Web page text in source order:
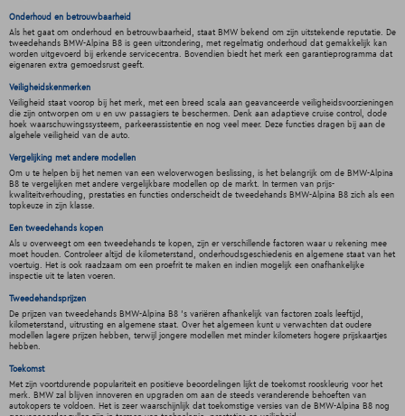
Onderhoud en betrouwbaarheid
Als het gaat om onderhoud en betrouwbaarheid, staat BMW bekend om zijn uitstekende reputatie. De
tweedehands BMW-Alpina B8 is geen uitzondering, met regelmatig onderhoud dat gemakkelijk kan
worden uitgevoerd bij erkende servicecentra. Bovendien biedt het merk een garantieprogramma dat
eigenaren extra gemoedsrust geeft.
Veiligheidskenmerken
Veiligheid staat voorop bij het merk, met een breed scala aan geavanceerde veiligheidsvoorzieningen
die zijn ontworpen om u en uw passagiers te beschermen. Denk aan adaptieve cruise control, dode
hoek waarschuwingssysteem, parkeerassistentie en nog veel meer. Deze functies dragen bij aan de
algehele veiligheid van de auto.
Vergelijking met andere modellen
Om u te helpen bij het nemen van een weloverwogen beslissing, is het belangrijk om de BMW-Alpina
B8 te vergelijken met andere vergelijkbare modellen op de markt. In termen van prijs-
kwaliteitverhouding, prestaties en functies onderscheidt de tweedehands BMW-Alpina B8 zich als een
topkeuze in zijn klasse.
Een tweedehands kopen
Als u overweegt om een tweedehands te kopen, zijn er verschillende factoren waar u rekening mee
moet houden. Controleer altijd de kilometerstand, onderhoudsgeschiedenis en algemene staat van het
voertuig. Het is ook raadzaam om een proefrit te maken en indien mogelijk een onafhankelijke
inspectie uit te laten voeren.
Tweedehandsprijzen
De prijzen van tweedehands BMW-Alpina B8 's variëren afhankelijk van factoren zoals leeftijd,
kilometerstand, uitrusting en algemene staat. Over het algemeen kunt u verwachten dat oudere
modellen lagere prijzen hebben, terwijl jongere modellen met minder kilometers hogere prijskaartjes
hebben.
Toekomst
Met zijn voortdurende populariteit en positieve beoordelingen lijkt de toekomst rooskleurig voor het
merk. BMW zal blijven innoveren en upgraden om aan de steeds veranderende behoeften van
autokopers te voldoen. Het is zeer waarschijnlijk dat toekomstige versies van de BMW-Alpina B8 nog